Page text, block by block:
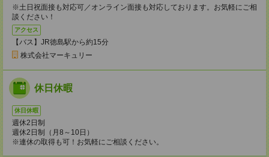
※土日祝面接も対応可／オンライン面接も対応しております。お気軽にご相
談ください！
アクセス
【バス】JR徳島駅から約15分
株式会社マーキュリー
休日休暇
休日休暇
週休2日制
週休2日制（月8～10日）
※連休の取得も可！お気軽にご相談ください。